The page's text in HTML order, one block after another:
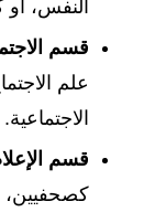
النفس،
قسم
علم
الاجتماعية.
قسم
كصحفيين،